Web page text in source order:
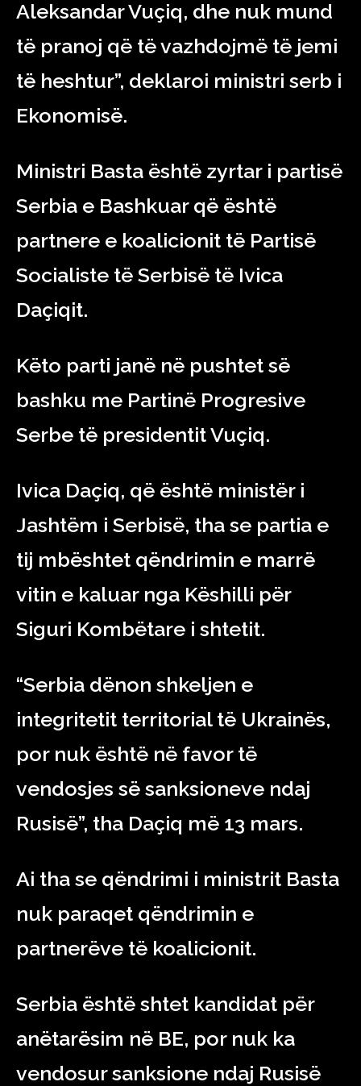
Aleksandar Vuçiq, dhe nuk mund
të pranoj që të vazhdojmë të jemi
të heshtur”, deklaroi ministri serb i
Ekonomisë.
Ministri Basta është zyrtar i partisë
Serbia e Bashkuar që është
partnere e koalicionit të Partisë
Socialiste të Serbisë të Ivica
Daçiqit.
Këto parti janë në pushtet së
bashku me Partinë Progresive
Serbe të presidentit Vuçiq.
Ivica Daçiq, që është ministër i
Jashtëm i Serbisë, tha se partia e
tij mbështet qëndrimin e marrë
vitin e kaluar nga Këshilli për
Siguri Kombëtare i shtetit.
“Serbia dënon shkeljen e
integritetit territorial të Ukrainës,
por nuk është në favor të
vendosjes së sanksioneve ndaj
Rusisë”, tha Daçiq më 13 mars.
Ai tha se qëndrimi i ministrit Basta
nuk paraqet qëndrimin e
partnerëve të koalicionit.
Serbia është shtet kandidat për
anëtarësim në BE, por nuk ka
vendosur sanksione ndaj Rusisë